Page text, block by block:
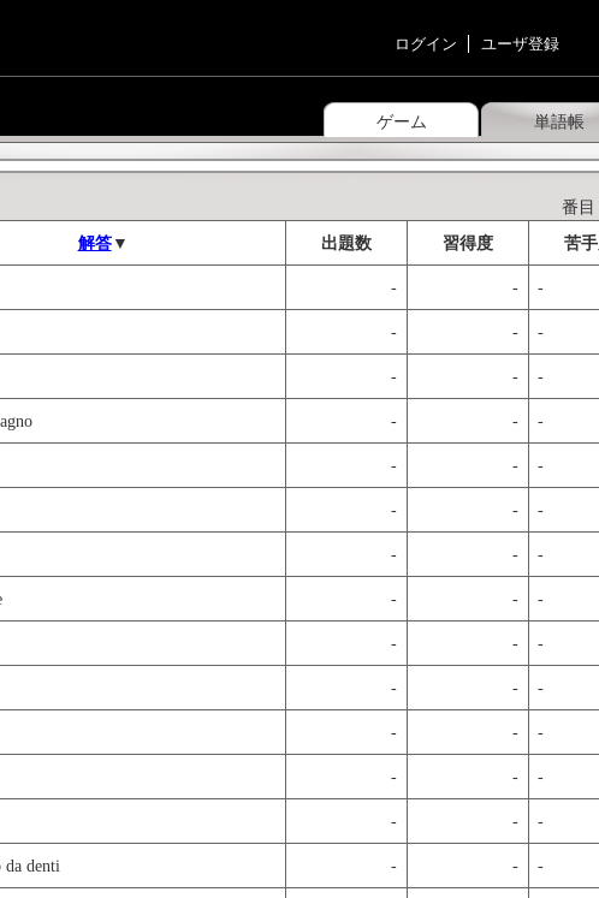
ログイン ユーザ登録
ゲーム 単語帳
番目
解答▼ 出題数 習得度 苦
- - -
- - -
- - -
- - -
- - -
- - -
- - -
- - -
- - -
- - -
- - -
- - -
- - -
da denti - - -